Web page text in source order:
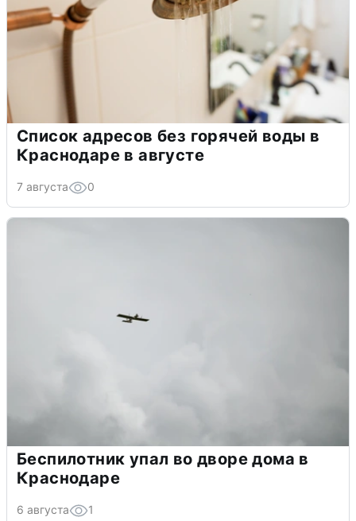
Список адресов без горячей воды в
Краснодаре в августе
7 августа 0
Беспилотник упал во дворе дома в
Краснодаре
6 августа 1